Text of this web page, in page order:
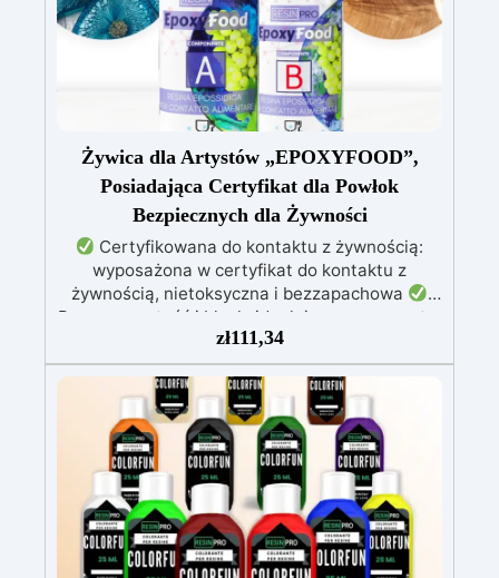
Żywica dla Artystów „EPOXYFOOD”,
Posiadająca Certyfikat dla Powłok
Bezpiecznych dla Żywności
Certyfikowana do kontaktu z żywnością:
wyposażona w certyfikat do kontaktu z
żywnością, nietoksyczna i bezzapachowa
Przezroczystość i blask: idealnie przezroczyste,
błyszczące i samopoziomujące wykończenie po
katalizie
Odporność i trwałość: odporna na
zarysowania, chemikalia i zużycie, zapewniając
trwałe kreacje
Łatwość użycia: stosunek
mieszania 100:55, czas pracy do 10 godzin i
pełna kataliza w ciągu 24-48 godzin
Kreatywna wszechstronność: idealna do powłok
(1-5 mm), zalew artystycznych (do 1 cm)
zł111,34